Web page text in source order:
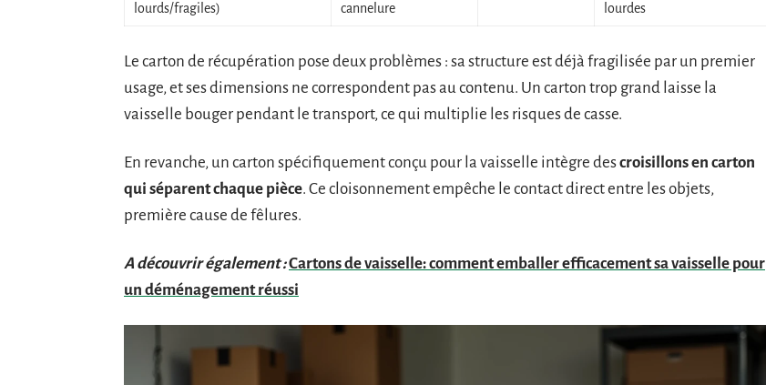
lourds/fragiles)
cannelure
lourdes
Le carton de récupération pose deux problèmes : sa structure est déjà fragilisée par un premier
usage, et ses dimensions ne correspondent pas au contenu. Un carton trop grand laisse la
vaisselle bouger pendant le transport, ce qui multiplie les risques de casse.
En revanche, un carton spécifiquement conçu pour la vaisselle intègre descroisillons en carton
qui séparent chaque pièce. Ce cloisonnement empêche le contact direct entre les objets,
première cause de fêlures.
A découvrir également :Cartons de vaisselle: comment emballer efficacement sa vaisselle pour
un déménagement réussi